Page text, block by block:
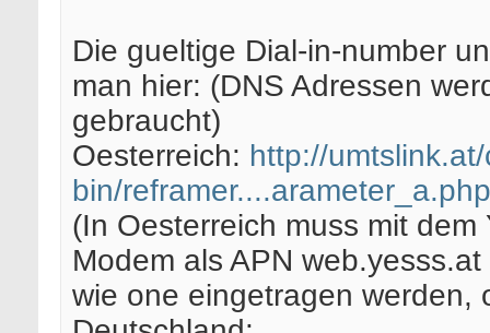
Die gueltige Dial-in-number
man hier: (DNS Adressen
gebraucht)
Oesterreich: http://
bin/reframer....arameter_a.php
(In Oesterreich muss mit dem
Modem als APN
wie one eingetragen werden,